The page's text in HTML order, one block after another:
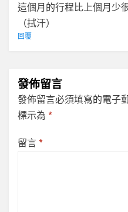
這個月的行程比上個月少
（拭汗）
回覆
發佈留言
發佈留言必須填寫的電子
標示為 *
留言 *